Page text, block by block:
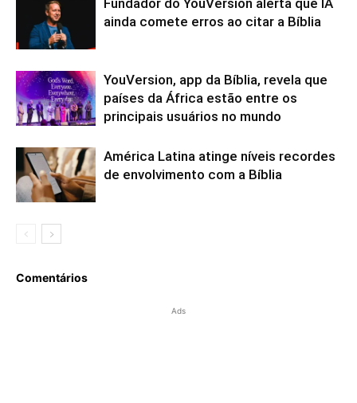
ainda comete erros ao citar a Bíblia
YouVersion, app da Bíblia, revela que
países da África estão entre os
principais usuários no mundo
América Latina atinge níveis recordes
de envolvimento com a Bíblia
Comentários
Ads